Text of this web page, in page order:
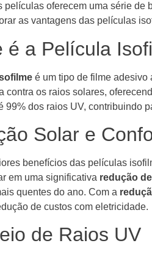
películas oferecem uma série de
as vantagens das películas
é a Película
é um tipo de filme adesivo
contra os raios solares,
99% dos raios UV, contribuindo
Solar e
benefícios das películas
em uma significativa redução
quentes do ano. Com a
de custos com eletricidade.
de Raios UV